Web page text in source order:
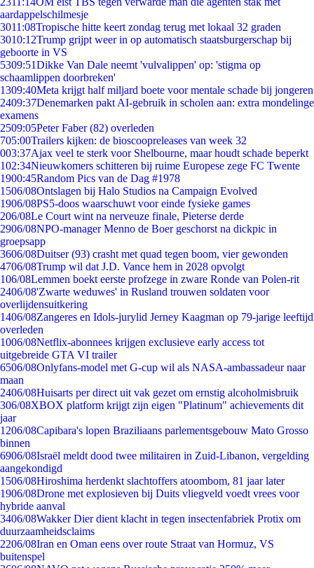
aardappelschilmesje
3011:08Tropische hitte keert zondag terug met lokaal 32 graden
3010:12Trump grijpt weer in op automatisch staatsburgerschap bij
geboorte in VS
5309:51Dikke Van Dale neemt 'vulvalippen' op: 'stigma op
schaamlippen doorbreken'
1309:40Meta krijgt half miljard boete voor mentale schade bij jongeren
2409:37Denemarken pakt AI-gebruik in scholen aan: extra mondelinge
examens
2509:05Peter Faber (82) overleden
705:00Trailers kijken: de bioscoopreleases van week 32
003:37Ajax veel te sterk voor Shelbourne, maar houdt schade beperkt
102:34Nieuwkomers schitteren bij ruime Europese zege FC Twente
1900:45Random Pics van de Dag #1978
1506/08Ontslagen bij Halo Studios na Campaign Evolved
1906/08PS5-doos waarschuwt voor einde fysieke games
206/08Le Court wint na nerveuze finale, Pieterse derde
2906/08NPO-manager Menno de Boer geschorst na dickpic in
groepsapp
3606/08Duitser (93) crasht met quad tegen boom, vier gewonden
4706/08Trump wil dat J.D. Vance hem in 2028 opvolgt
106/08Lemmen boekt eerste profzege in zware Ronde van Polen-rit
2406/08'Zwarte weduwes' in Rusland trouwen soldaten voor
overlijdensuitkering
1406/08Zangeres en Idols-jurylid Jerney Kaagman op 79-jarige leeftijd
overleden
1006/08Netflix-abonnees krijgen exclusieve early access tot
uitgebreide GTA VI trailer
6506/08Onlyfans-model met G-cup wil als NASA-ambassadeur naar
maan
2406/08Huisarts per direct uit vak gezet om ernstig alcoholmisbruik
306/08XBOX platform krijgt zijn eigen "Platinum" achievements dit
jaar
1206/08Capibara's lopen Braziliaans parlementsgebouw Mato Grosso
binnen
6906/08Israël meldt dood twee militairen in Zuid-Libanon, vergelding
aangekondigd
1506/08Hiroshima herdenkt slachtoffers atoombom, 81 jaar later
1906/08Drone met explosieven bij Duits vliegveld voedt vrees voor
hybride aanval
3406/08Wakker Dier dient klacht in tegen insectenfabriek Protix om
duurzaamheidsclaims
2206/08Iran en Oman eens over route Straat van Hormuz, VS
buitenspel